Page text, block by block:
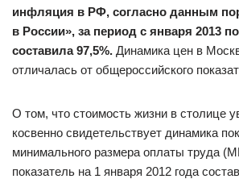
инфляция в РФ, согласно данным
в России», за период с января 2013
составила 97,5%. Динамика цен в
отличалась от общероссийского
О том, что стоимость жизни в столице
косвенно свидетельствует динамика
минимального размера оплаты труда
показатель на 1 января 2012 года